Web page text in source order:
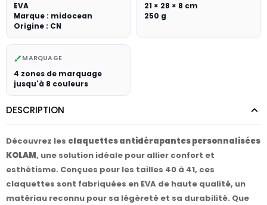
EVA
Marque : midocean
Origine : CN
21 × 28 × 8 cm
250 g
brush MARQUAGE
4 zones de marquage
jusqu'à 8 couleurs
DESCRIPTION
Découvrez les claquettes antidérapantes personnalisées
KOLAM, une solution idéale pour allier confort et
esthétisme. Conçues pour les tailles 40 à 41, ces
claquettes sont fabriquées en EVA de haute qualité, un
matériau reconnu pour sa légèreté et sa durabilité. Que